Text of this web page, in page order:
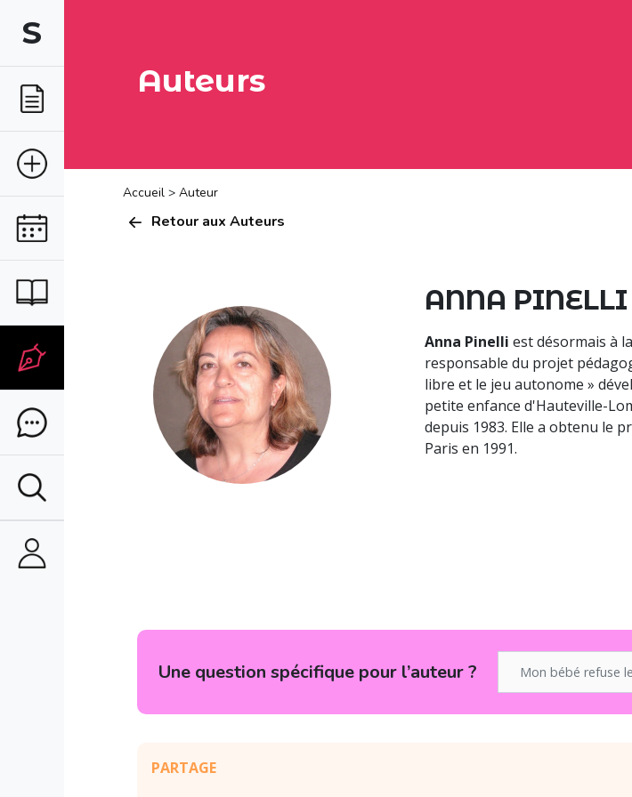
S
Auteurs
Accueil > Auteur
Retour aux Auteurs
ANNA PINELLI
Anna Pinelli est désormais à
responsable du projet
libre et le jeu autonome »
petite enfance d'Hauteville-
depuis 1983. Elle a obtenu le
Paris en 1991.
Une question spécifique pour l’auteur ?
PARTAGE